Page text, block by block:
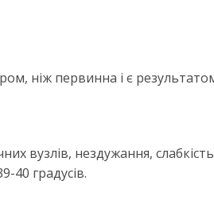
ніж первинна і є
вузлів, нездужання,
40 градусів.